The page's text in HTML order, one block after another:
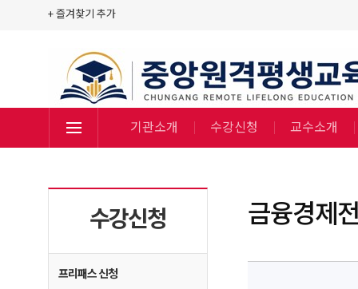
+ 즐겨찾기 추가
기관소개 수강신청 교수소개
수강신청
프리패스 신청
금융경제